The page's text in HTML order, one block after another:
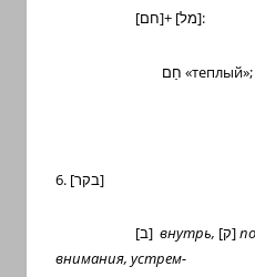
[חם]+ [מל]:
חַם «теплый»;
6. [בקר]
[ב] внутрь, [ק]
внимания, устрем-